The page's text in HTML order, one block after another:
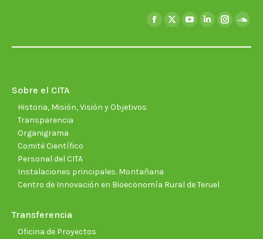
Facebook
X
YouTubeLinkedin
Sobre el CITA
Historia, Misión, Visión y Objetivos
Transparencia
Organigrama
Comité Científico
Personal del CITA
Instalaciones principales. Montañana
Centro de Innovación en Bioeconomía Rural de Teruel
Transferencia
Oficina de Proyectos